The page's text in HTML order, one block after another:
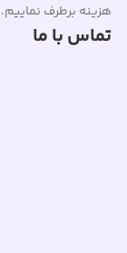
هزینه برطرف نماییم.
تماس با ما